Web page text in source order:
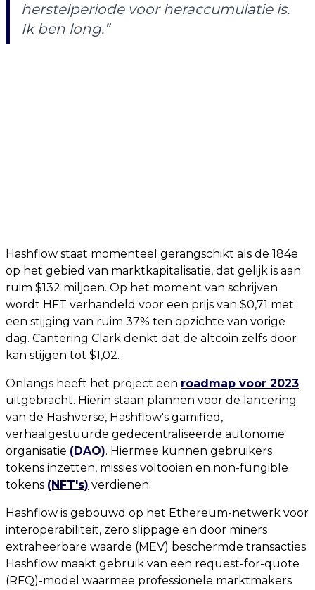
herstelperiode voor heraccumulatie is.
Ik ben long.”
Hashflow staat momenteel gerangschikt als de 184e
op het gebied van marktkapitalisatie, dat gelijk is aan
ruim $132 miljoen. Op het moment van schrijven
wordt HFT verhandeld voor een prijs van $0,71 met
een stijging van ruim 37% ten opzichte van vorige
dag. Cantering Clark denkt dat de altcoin zelfs door
kan stijgen tot $1,02.
Onlangs heeft het project een roadmap voor 2023
uitgebracht. Hierin staan plannen voor de lancering
van de Hashverse, Hashflow's gamified,
verhaalgestuurde gedecentraliseerde autonome
organisatie (DAO). Hiermee kunnen gebruikers
tokens inzetten, missies voltooien en non-fungible
tokens (NFT's) verdienen.
Hashflow is gebouwd op het Ethereum-netwerk voor
interoperabiliteit, zero slippage en door miners
extraheerbare waarde (MEV) beschermde transacties.
Hashflow maakt gebruik van een request-for-quote
(RFQ)-model waarmee professionele marktmakers